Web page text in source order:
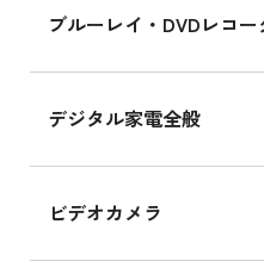
ブルーレイ・DVDレコー
デジタル家電全般
ビデオカメラ
iPhone 16 の新品
iPad Air 11インチ
iPad Air 11イン
iPhone 15 128GB